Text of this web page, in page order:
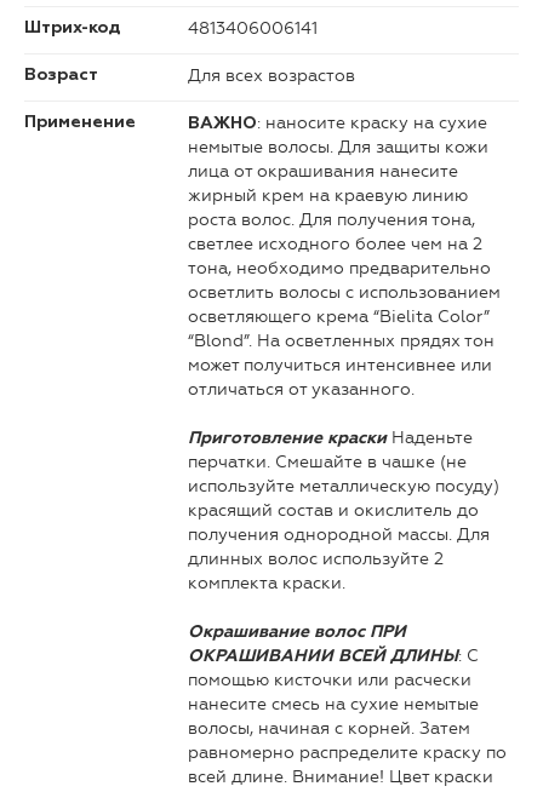
Штрих-код 4813406006141
Возраст Для всех возрастов
Применение ВАЖНО: наносите краску на сухие
немытые волосы. Для защиты кожи
лица от окрашивания нанесите
жирный крем на краевую линию
роста волос. Для получения тона,
светлее исходного более чем на 2
тона, необходимо предварительно
осветлить волосы с использованием
осветляющего крема “Bielita Color”
“Blond”. На осветленных прядях тон
может получиться интенсивнее или
отличаться от указанного.
Приготовление краскиНаденьте
перчатки. Смешайте в чашке (не
используйте металлическую посуду)
красящий состав и окислитель до
получения однородной массы. Для
длинных волос используйте 2
комплекта краски.
Окрашивание волос ПРИ
ОКРАШИВАНИИ ВСЕЙ ДЛИНЫ: С
помощью кисточки или расчески
нанесите смесь на сухие немытые
волосы, начиная с корней. Затем
равномерно распределите краску по
всей длине. Внимание! Цвет краски